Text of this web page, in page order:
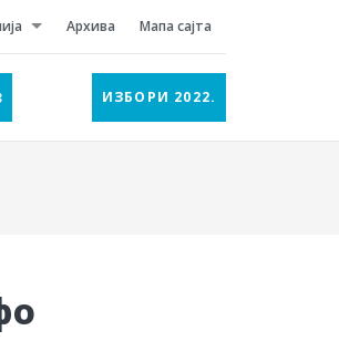
Архива Мапа сајта
ИЗБОРИ 2022.